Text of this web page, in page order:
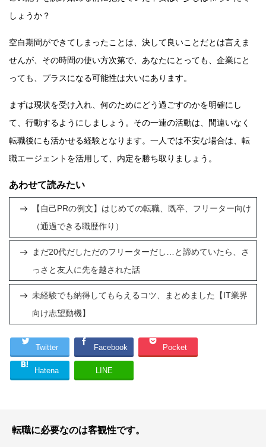
しょうか？
空白期間ができてしまったことは、決して良いことだとは言えま
せんが、その時間の使い方次第で、あなたにとっても、企業にと
っても、プラスになる可能性は大いにあります。
まずは現状を受け入れ、何のためにどう過ごすのかを明確にし
て、行動するようにしましょう。その一連の活動は、間違いなく
転職後にも活かせる経験となります。一人では不安な場合は、転
職エージェントを活用して、内定を勝ち取りましょう。
あわせて読みたい
【自己PRの例文】はじめての転職、既卒、フリーター向け
（通過できる職歴作り）
まだ20代だしただのフリーターだし…と諦めていたら、さ
っさと友人に先を越された話
未経験でも納得してもらえるコツ、まとめました【IT業界
向け志望動機】
Twitter Facebook Pocket
Hatena LINE
転職に必要なのは客観性です。